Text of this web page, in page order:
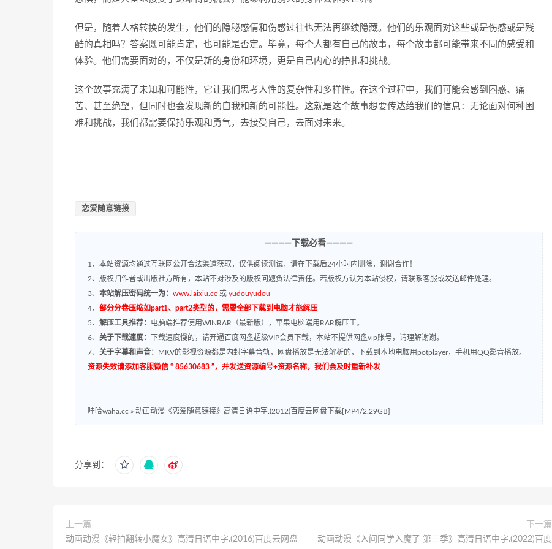
但是，随着人格转换的发生，他们的隐秘感情和伤感过往也无法再继续隐藏。他们的乐观面对这些或是伤感或是残
酷的真相吗？答案既可能肯定，也可能是否定。毕竟，每个人都有自己的故事，每个故事都可能带来不同的感受和
体验。他们需要面对的，不仅是新的身份和环境，更是自己内心的挣扎和挑战。
这个故事充满了未知和可能性，它让我们思考人性的复杂性和多样性。在这个过程中，我们可能会感到困惑、痛
苦、甚至绝望，但同时也会发现新的自我和新的可能性。这就是这个故事想要传达给我们的信息：无论面对何种困
难和挑战，我们都需要保持乐观和勇气，去接受自己，去面对未来。
恋爱随意链接
————下载必看————
1、本站资源均通过互联网公开合法渠道获取，仅供阅读测试，请在下载后24小时内删除，谢谢合作！
2、版权归作者或出版社方所有，本站不对涉及的版权问题负法律责任。若版权方认为本站侵权，请联系客服或发送邮件处理。
3、 本站解压密码统一为： www.laixiu.cc 或 yudouyudou
4、 部分分卷压缩如part1、part2类型的，需要全部下载到电脑才能解压
5、 解压工具推荐： 电脑端推荐使用WINRAR（最新版），苹果电脑端用RAR解压王。
6、 关于下载速度：
下载速度慢的，请开通百度网盘超级VIP会员下载，本站不提供网盘vip账号，请理解谢谢。
7、 关于字幕和声音： MKV的影视资源都是内封字幕音轨，网盘播放是无法解析的，下载到本地电脑用potplayer，手机用QQ影音播放。
资源失效请添加客服微信 “ 85630683 ”，并发送资源编号+资源名称，我们会及时重新补发
哇哈waha.cc » 动画动漫《恋爱随意链接》高清日语中字.(2012)百度云网盘下载[MP4/2.29GB]
分享到：
上一篇
动画动漫《轻拍翻转小魔女》高清日语中字.(2016)百度云网盘
下一篇
动画动漫《入间同学入魔了 第三季》高清日语中字.(2022)百度